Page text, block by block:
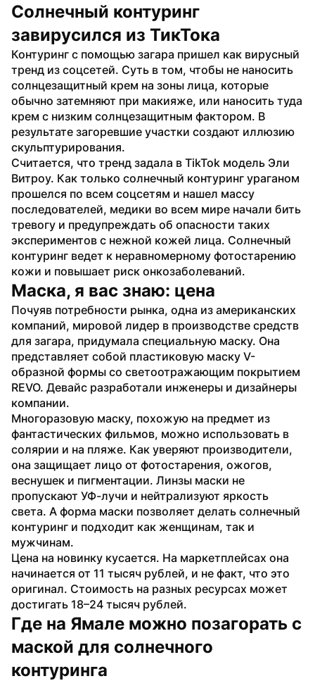
Солнечный контуринг
завирусился из ТикТока
Контуринг с помощью загара пришел как вирусный
тренд из соцсетей. Суть в том, чтобы не наносить
солнцезащитный крем на зоны лица, которые
обычно затемняют при макияже, или наносить туда
крем с низким солнцезащитным фактором. В
результате загоревшие участки создают иллюзию
скульптурирования.
Считается, что тренд задала в TikTok модель Эли
Витроу. Как только солнечный контуринг ураганом
прошелся по всем соцсетям и нашел массу
последователей, медики во всем мире начали бить
тревогу и предупреждать об опасности таких
экспериментов с нежной кожей лица. Солнечный
контуринг ведет к неравномерному фотостарению
кожи и повышает риск онкозаболеваний.
Маска, я вас знаю: цена
Почуяв потребности рынка, одна из американских
компаний, мировой лидер в производстве средств
для загара, придумала специальную маску. Она
представляет собой пластиковую маску V-
образной формы со светоотражающим покрытием
REVO. Девайс разработали инженеры и дизайнеры
компании.
Многоразовую маску, похожую на предмет из
фантастических фильмов, можно использовать в
солярии и на пляже. Как уверяют производители,
она защищает лицо от фотостарения, ожогов,
веснушек и пигментации. Линзы маски не
пропускают УФ-лучи и нейтрализуют яркость
света. А форма маски позволяет делать солнечный
контуринг и подходит как женщинам, так и
мужчинам.
Цена на новинку кусается. На маркетплейсах она
начинается от 11 тысяч рублей, и не факт, что это
оригинал. Стоимость на разных ресурсах может
достигать 18–24 тысяч рублей.
Где на Ямале можно позагорать с
маской для солнечного
контуринга